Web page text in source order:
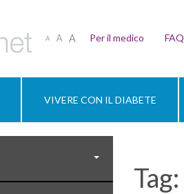
A A A Per il medico FAQ
VIVERE CON IL DIABETE
Tag: